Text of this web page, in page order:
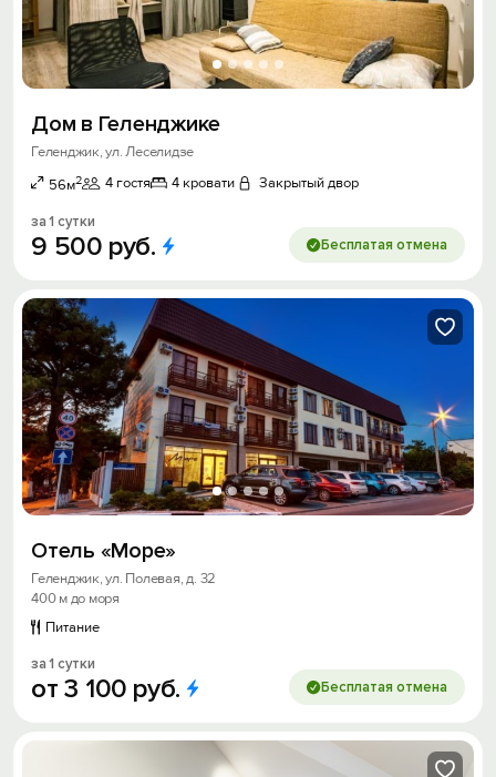
Дом в Геленджике
Геленджик, ул. Леселидзе
56м2 4 гостя 4 кровати Закрытый двор
за 1 сутки
9 500 руб. Бесплатая отмена
Отель «Море»
Геленджик, ул. Полевая, д. 32
400 м до моря
Питание
за 1 сутки
от3 100 руб. Бесплатая отмена